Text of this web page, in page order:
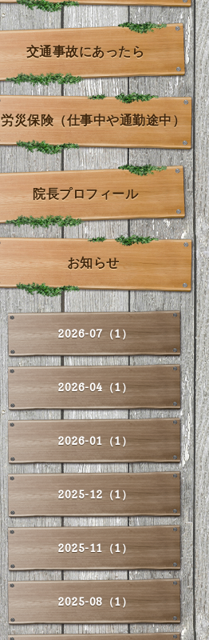
交通事故にあったら
労災保険（仕事中や通勤途中）
院長プロフィール
お知らせ
2026-07（1）
2026-04（1）
2026-01（1）
2025-12（1）
2025-11（1）
2025-08（1）